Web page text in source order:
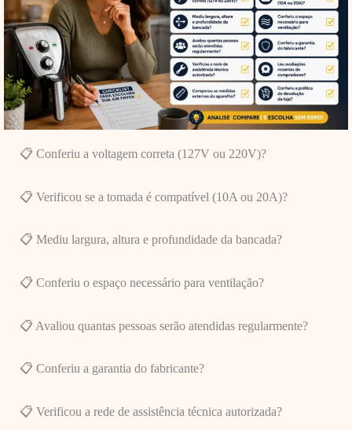
📋 Conferiu a voltagem correta (127V ou 220V)?
📋 Verificou se a tomada é compatível (10A ou 20A)?
📋 Mediu largura, altura e profundidade da bancada?
📋 Conferiu o espaço necessário para ventilação?
📋 Avaliou quantas pessoas serão atendidas regularmente?
📋 Conferiu a garantia do fabricante?
📋 Verificou a rede de assistência técnica autorizada?